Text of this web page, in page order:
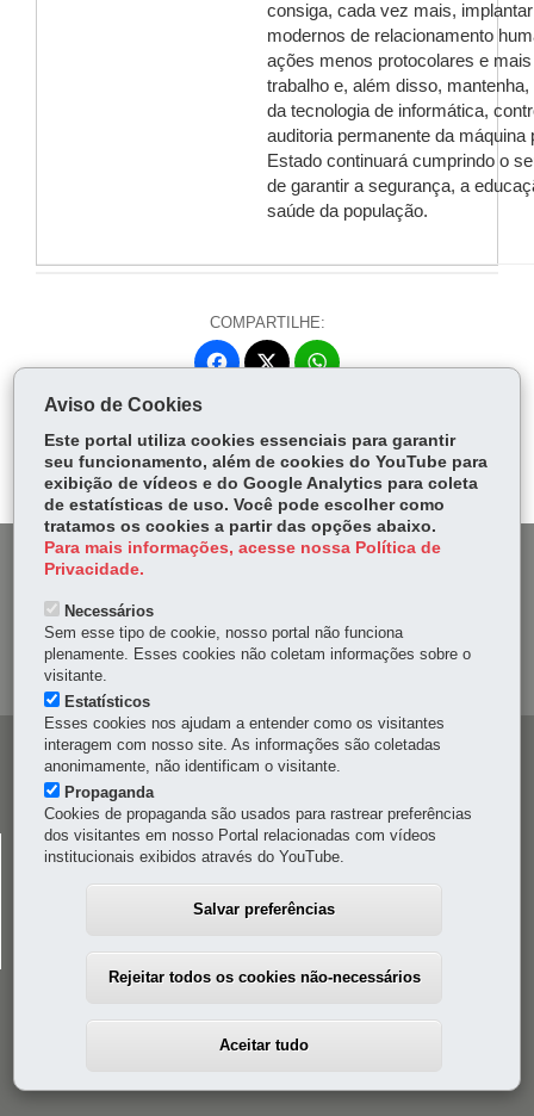
consiga, cada vez mais,
modernos de relacionamento
ações menos protocolares e
trabalho e, além disso,
da tecnologia de informática,
auditoria permanente da máquina
Estado continuará cumprindo o
de garantir a segurança, a
saúde da população.
COMPARTILHE:
Fa
ok
itt
er
W
Ap
p
DENUNCIE CORRUPÇÃO
OUVIDORIA
Navegação
principal
CELEPAR
Rua Mateus Leme, 1561 - Bom Retiro-80520-174-Curitiba
MAPA
41 3200-5000
Aviso de Cookies
Este portal utiliza cookies essenciais para garantir
seu funcionamento, além de cookies do YouTube para
exibição de vídeos e do Google Analytics para coleta
de estatísticas de uso. Você pode escolher como
tratamos os cookies a partir das opções abaixo.
Para mais informações, acesse nossa Política de
Privacidade.
Necessários
Sem esse tipo de cookie, nosso portal não funciona
plenamente. Esses cookies não coletam informações sobre o
visitante.
Estatísticos
Esses cookies nos ajudam a entender como os visitantes
interagem com nosso site. As informações são coletadas
anonimamente, não identificam o visitante.
Propaganda
Cookies de propaganda são usados para rastrear preferências
dos visitantes em nosso Portal relacionadas com vídeos
institucionais exibidos através do YouTube.
Salvar preferências
Rejeitar todos os cookies não-necessários
Aceitar tudo